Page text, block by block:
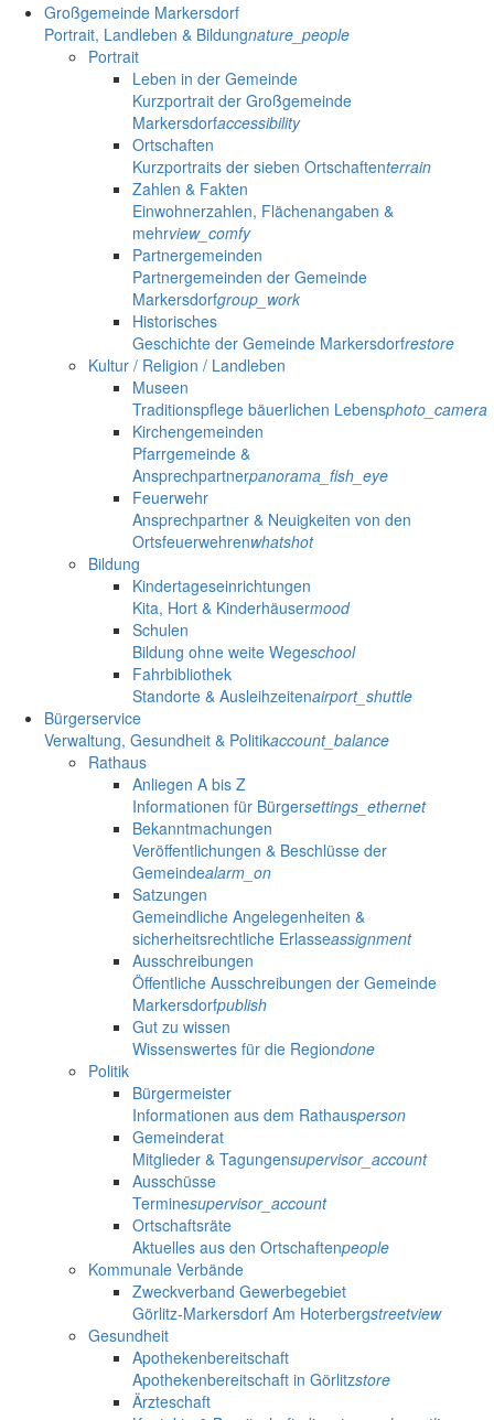
Großgemeinde Markersdorf
Portrait, Landleben & Bildungnature_people
Portrait
Leben in der Gemeinde
Kurzportrait der Großgemeinde
Markersdorfaccessibility
Ortschaften
Kurzportraits der sieben Ortschaftenterrain
Zahlen & Fakten
Einwohnerzahlen, Flächenangaben &
mehrview_comfy
Partnergemeinden
Partnergemeinden der Gemeinde
Markersdorfgroup_work
Historisches
Geschichte der Gemeinde Markersdorfrestore
Kultur / Religion / Landleben
Museen
Traditionspflege bäuerlichen Lebensphoto_camera
Kirchengemeinden
Pfarrgemeinde &
Ansprechpartnerpanorama_fish_eye
Feuerwehr
Ansprechpartner & Neuigkeiten von den
Ortsfeuerwehrenwhatshot
Bildung
Kindertageseinrichtungen
Kita, Hort & Kinderhäusermood
Schulen
Bildung ohne weite Wegeschool
Fahrbibliothek
Standorte & Ausleihzeitenairport_shuttle
Bürgerservice
Verwaltung, Gesundheit & Politikaccount_balance
Rathaus
Anliegen A bis Z
Informationen für Bürgersettings_ethernet
Bekanntmachungen
Veröffentlichungen & Beschlüsse der
Gemeindealarm_on
Satzungen
Gemeindliche Angelegenheiten &
sicherheitsrechtliche Erlasseassignment
Ausschreibungen
Öffentliche Ausschreibungen der Gemeinde
Markersdorfpublish
Gut zu wissen
Wissenswertes für die Regiondone
Politik
Bürgermeister
Informationen aus dem Rathausperson
Gemeinderat
Mitglieder & Tagungensupervisor_account
Ausschüsse
Terminesupervisor_account
Ortschaftsräte
Aktuelles aus den Ortschaftenpeople
Kommunale Verbände
Zweckverband Gewerbegebiet
Görlitz-Markersdorf Am Hoterbergstreetview
Gesundheit
Apothekenbereitschaft
Apothekenbereitschaft in Görlitzstore
Ärzteschaft